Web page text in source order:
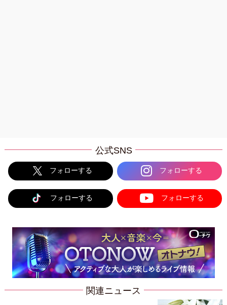
公式SNS
フォローする フォローする
フォローする フォローする
関連ニュース